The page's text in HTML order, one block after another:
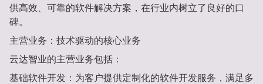
供高效、可靠的软件解决方案，在行业内树立了良好的口
碑‌。
主营业务：技术驱动的核心业务‌
云达智业的主营业务包括：
基础软件开发‌：为客户提供定制化的软件开发服务，满足多